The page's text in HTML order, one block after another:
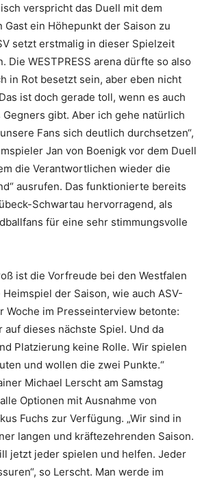
verspricht das Duell mit dem
Gast ein Höhepunkt der Saison zu
setzt erstmalig in dieser Spielzeit
Die WESTPRESS arena dürfte so also
in Rot besetzt sein, aber eben nicht
ist doch gerade toll, wenn es auch
Gegners gibt. Aber ich gehe natürlich
Fans sich deutlich durchsetzen“,
Jan von Boenigk vor dem Duell
die Verantwortlichen wieder die
ausrufen. Das funktionierte bereits
Schwartau hervorragend, als
für eine sehr stimmungsvolle
ist die Vorfreude bei den Westfalen
der Saison, wie auch ASV-
Woche im Presseinterview betonte:
auf dieses nächste Spiel. Und da
Platzierung keine Rolle. Wir spielen
und wollen die zwei Punkte.“
Michael Lerscht am Samstag
Optionen mit Ausnahme von
Fuchs zur Verfügung. „Wir sind in
langen und kräftezehrenden Saison.
jetzt jeder spielen und helfen. Jeder
so Lerscht. Man werde im